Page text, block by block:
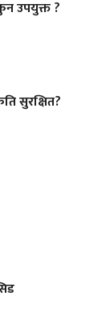
उपयुक्त ?
सुरक्षित?